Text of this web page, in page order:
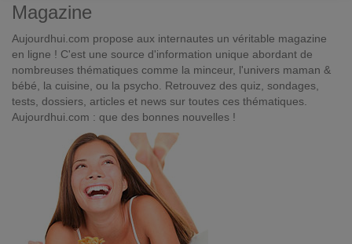
Magazine
Aujourdhui.com propose aux internautes un véritable magazine
en ligne ! C'est une source d'information unique abordant de
nombreuses thématiques comme la minceur, l'univers maman &
bébé, la cuisine, ou la psycho. Retrouvez des quiz, sondages,
tests, dossiers, articles et news sur toutes ces thématiques.
Aujourdhui.com : que des bonnes nouvelles !